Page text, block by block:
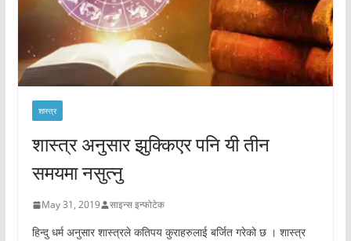
शास्त्र
शास्त्र अनुसार झुक्किएर पनि यी तीन
समयमा नसुत्नु
May 31, 2019 साइन्स इन्फोटेक
हिन्दु धर्म अनुसार शास्त्रले कतिपय कुराहरुलाई बर्जित गरेको छ । शास्त्र